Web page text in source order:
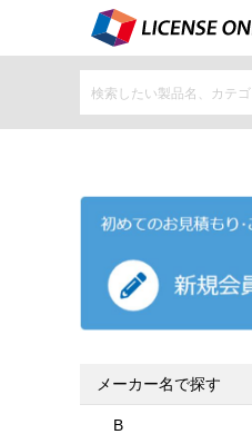
メーカー名で探す
B